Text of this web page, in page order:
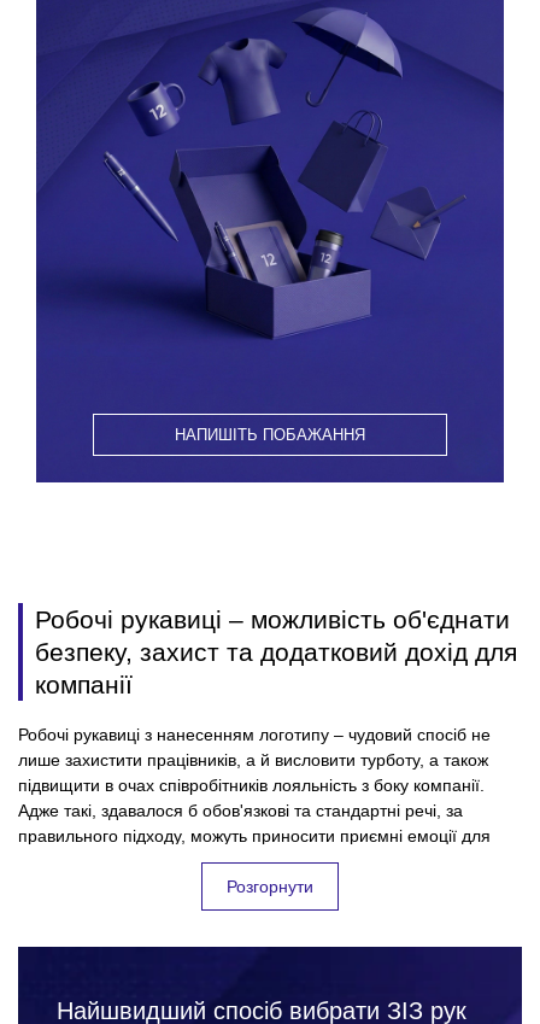
НАПИШІТЬ ПОБАЖАННЯ
Робочі рукавиці – можливість об'єднати
безпеку, захист та додатковий дохід для
компанії
Робочі рукавиці з нанесенням логотипу – чудовий спосіб не
лише захистити працівників, а й висловити турботу, а також
підвищити в очах співробітників лояльність з боку компанії.
Адже такі, здавалося б обов'язкові та стандартні речі, за
правильного підходу, можуть приносити приємні емоції для
колективу, і безумовно користь для підприємства. Всі успішні
фірми, які дбають про своїх співробітників та їхню безпеку на
робочому місці – дуже відповідально підходять до вибору
Розгорнути
Найшвидший спосіб вибрати ЗІЗ рук